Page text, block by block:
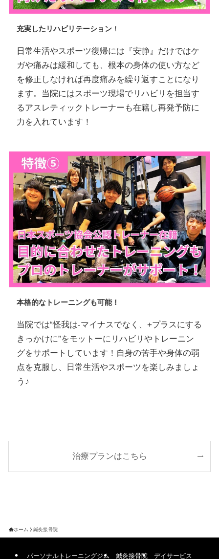
充実したリハビリテーション ！
日常生活やスポーツ復帰には『安静』だけではケ
ガや痛みは緩和しても、根本の身体の使い方など
を修正しなければ再度痛みを繰り返すことになり
ます。当院にはスポーツ現場でリハビリを担当す
るアスレティックトレーナーも在籍し再発予防に
力を入れています！
本格的なトレーニングも可能！
当院では“怪我は-マイナスでなく、+プラスにする
きっかけに”をモットーにリハビリやトレーニン
グをサポートしています！自身の苦手や身体の弱
点を克服し、日常生活やスポーツを楽しみましょ
う♪
治療プランはこちら
ホーム 鍼灸接骨院
パーソナルトレーニングジム 鍼灸接骨院 デイサービス